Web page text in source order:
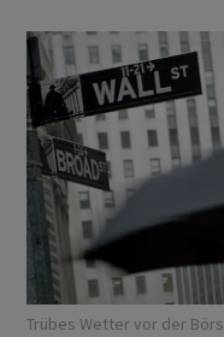
Trübes Wetter vor der